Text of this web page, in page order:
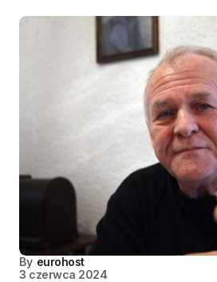
By eurohost
3 czerwca 2024